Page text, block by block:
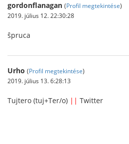
gordonflanagan (Profil megtekintése)
2019. július 12. 22:30:28
ŝpruca
Urho (Profil megtekintése)
2019. július 13. 6:28:13
Tujtero (tuj+Ter/o) || Twitter